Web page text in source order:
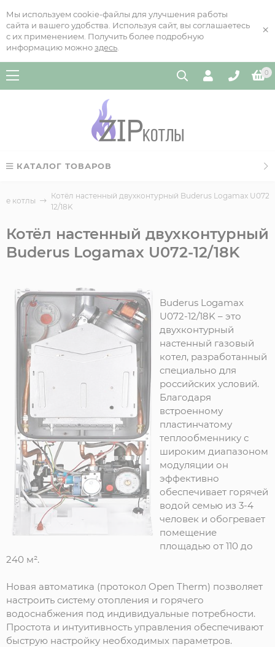
Мы используем cookie-файлы для улучшения работы
сайта и вашего удобства. Используя сайт, вы соглашаетесь
с их применением. Получить более подробную
информацию можно здесь
×
0
КАТАЛОГ ТОВАРОВ
котлы
Котёл настенный двухконтурный Buderus Logamax U072-
12/18K
Котёл настенный двухконтурный
Buderus Logamax U072-12/18K
Buderus Logamax
U072-12/18K – это
двухконтурный
настенный газовый
котел, разработанный
специально для
российских условий.
Благодаря
встроенному
пластинчатому
теплообменнику с
широким диапазоном
модуляции он
эффективно
обеспечивает горячей
водой семью из 3-4
человек и обогревает
помещение
площадью от 110 до
240 м².
Новая автоматика (протокол Open Therm) позволяет
настроить систему отопления и горячего
водоснабжения под индивидуальные потребности.
Простота и интуитивность управления обеспечивают
быструю настройку необходимых параметров.